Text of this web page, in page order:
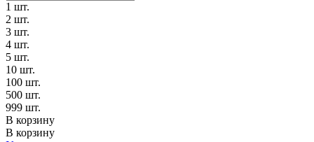
1 шт.
2 шт.
3 шт.
4 шт.
5 шт.
10 шт.
100 шт.
500 шт.
999 шт.
В корзину
В корзину